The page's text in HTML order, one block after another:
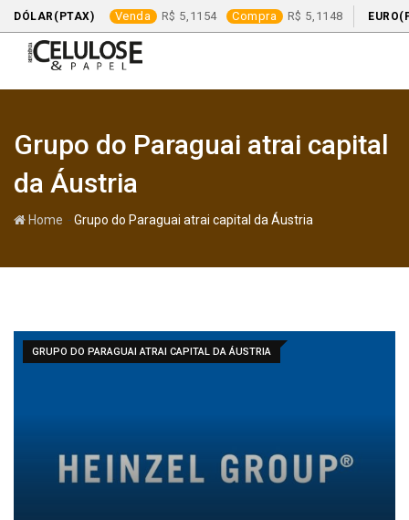
DÓLAR(PTAX) Venda 5,1154 Compra 5,1148
content
Grupo do Paraguai atrai capital
da Áustria
Home -Grupo do Paraguai atrai capital da Áustria
GRUPO DO PARAGUAI ATRAI CAPITAL DA ÁUSTRIA